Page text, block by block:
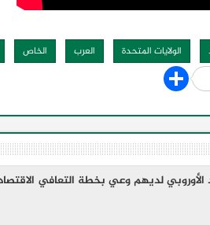
الولايات المتحدة العرب الخاص